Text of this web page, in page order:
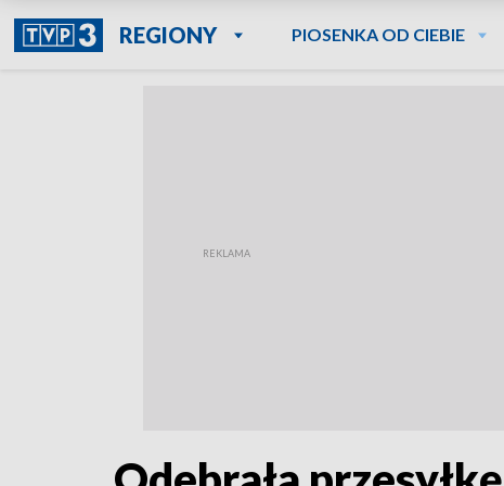
REGIONY PIOSENKA OD CIEBIE